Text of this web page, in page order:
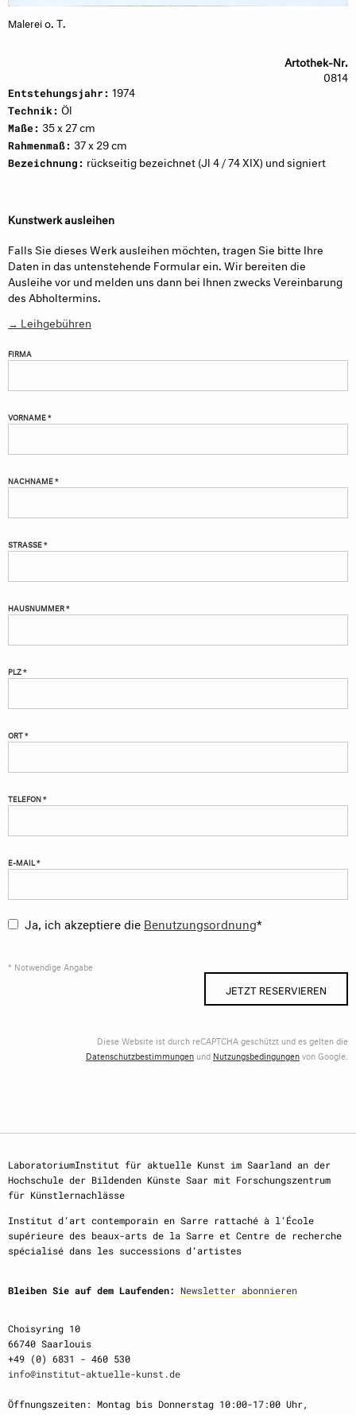
Malereio. T.
Artothek-Nr.
0814
Entstehungsjahr: 1974
Technik: Öl
Maße: 35 x 27 cm
Rahmenmaß: 37 x 29 cm
Bezeichnung: rückseitig bezeichnet (Jl 4 / 74 XIX) und signiert
Kunstwerk ausleihen
Falls Sie dieses Werk ausleihen möchten, tragen Sie bitte Ihre
Daten in das untenstehende Formular ein. Wir bereiten die
Ausleihe vor und melden uns dann bei Ihnen zwecks Vereinbarung
des Abholtermins.
→ Leihgebühren
FIRMA
VORNAME *
NACHNAME *
STRASSE *
HAUSNUMMER *
PLZ *
ORT *
TELEFON *
E-MAIL *
Ja, ich akzeptiere die Benutzungsordnung*
* Notwendige Angabe
JETZT RESERVIEREN
Diese Website ist durch reCAPTCHA geschützt und es gelten die
Datenschutzbestimmungen und Nutzungsbedingungenvon Google.
LaboratoriumInstitut für aktuelle Kunst im Saarland an der
Hochschule der Bildenden Künste Saar mit Forschungszentrum
für Künstlernachlässe
Institut d‘art contemporain en Sarre rattaché à l‘École
supérieure des beaux-arts de la Sarre et Centre de recherche
spécialisé dans les successions d‘artistes
Bleiben Sie auf dem Laufenden: Newsletter abonnieren
Choisyring 10
66740 Saarlouis
+49 (0) 6831 - 460 530
info@institut-aktuelle-kunst.de
Öffnungszeiten: Montag bis Donnerstag 10:00-17:00 Uhr,